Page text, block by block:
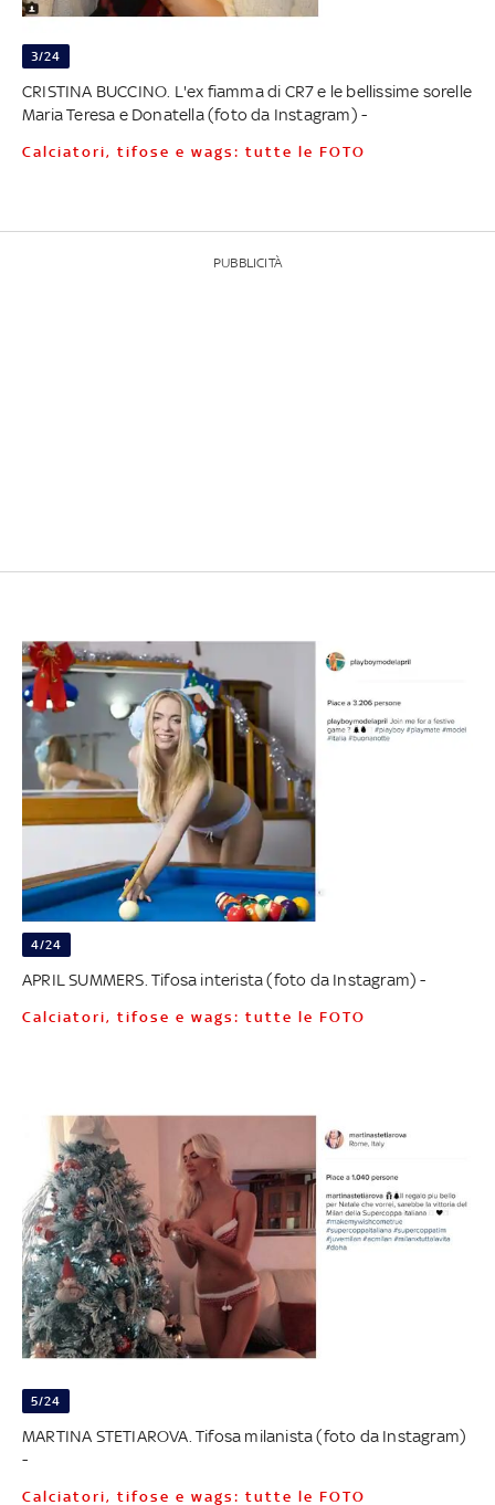
3/24
CRISTINA BUCCINO. L'ex fiamma di CR7 e le bellissime sorelle
Maria Teresa e Donatella (foto da Instagram) -
Calciatori, tifose e wags: tutte le FOTO
PUBBLICITÀ
4/24
APRIL SUMMERS. Tifosa interista (foto da Instagram) -
Calciatori, tifose e wags: tutte le FOTO
5/24
MARTINA STETIAROVA. Tifosa milanista (foto da Instagram)
-
Calciatori, tifose e wags: tutte le FOTO